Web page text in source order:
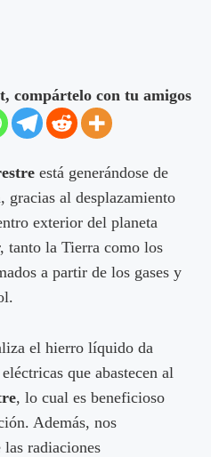
compártelo con tu amigos
está generándose de
gracias al desplazamiento
exterior del planeta
tanto la Tierra como los
a partir de los gases y
el hierro líquido da
que abastecen al
, lo cual es beneficioso
Además, nos
radiaciones